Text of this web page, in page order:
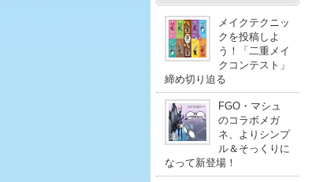
メイクテクニッ
クを投稿しよ
う！「二重メイ
クコンテスト」
締め切り迫る
FGO・マシュ
のコラボメガ
ネ、よりシンプ
ル＆そっくりに
なって新登場！